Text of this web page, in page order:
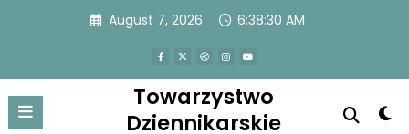
August 7, 2026 6:38:30 AM
Towarzystwo
Dziennikarskie